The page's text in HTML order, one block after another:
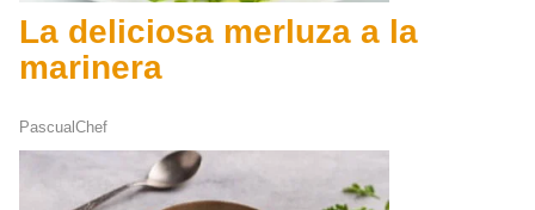
La deliciosa merluza a la
marinera
PascualChef